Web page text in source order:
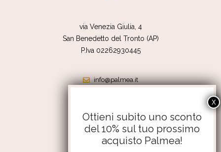
via Venezia Giulia, 4
San Benedetto del Tronto (AP)
P.Iva 02262930445
info@palmea.it
Termini e condizioni
Resi e rimborsi
Ottieni subito uno sconto
del 10% sul tuo prossimo
acquisto Palmea!